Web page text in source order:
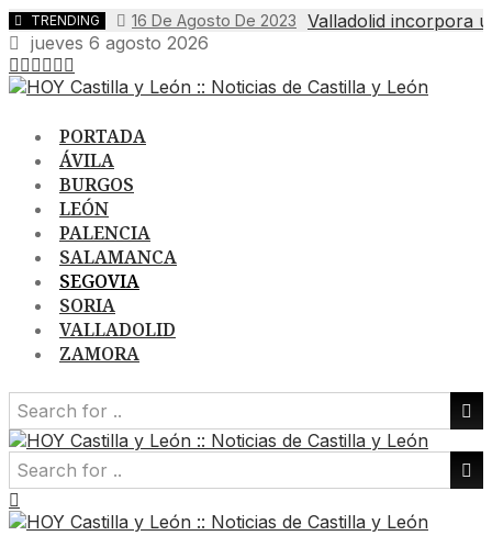
Skip
to
content
TRENDING 16 De Agosto De 2023
Valladolid incorpora
jueves 6 agosto 2026
PORTADA
ÁVILA
BURGOS
LEÓN
PALENCIA
SALAMANCA
SEGOVIA
SORIA
VALLADOLID
ZAMORA